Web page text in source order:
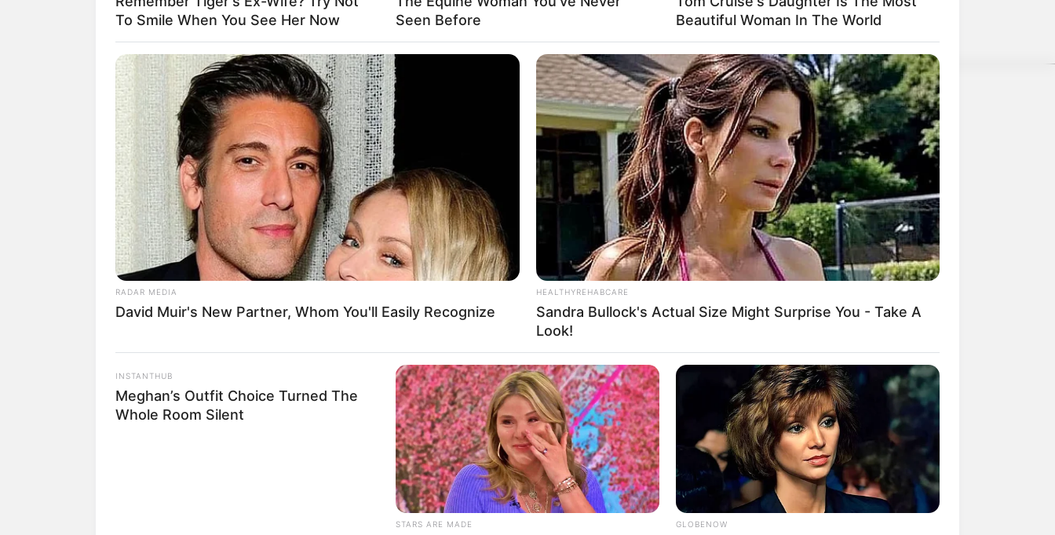
Wäre es nicht besser, wenn sich die Präsidenten und Generäle mit Knüppeln gegenseitig erschlagen würden, statt mit ihren
Herdenarmeen so viele andere Menschen zu ermorden?
weitere Kalauer
Quermania folgen: Impressum & Kontakt
Auf Quermania werben
Auf einigen Seiten dieses Projektes sind Affiliate-Angebote integriert. Wenn etwas darüber gebucht oder gekauft wird, ist das
eine Unterstützung, ohne dass sich dadurch der Preis ändert.
To Smile When You See Her Now
Seen Before
Beautiful Woman In The World
RADAR MEDIA
David Muir's New Partner, Whom You'll Easily Recognize
HEALTHYREHABCARE
Sandra Bullock's Actual Size Might Surprise You - Take A
Look!
INSTANTHUB
Meghan’s Outfit Choice Turned The
Whole Room Silent
STARS ARE MADE GLOBENOW
RADAR MEDIA
Once Voted Most Beautiful Twins,
Here's What They Look Like Now
Menschen mit dieser Blutgruppe
bekommen fast nie Krebs!
GLOBENOW
Neue Enthüllungen: So geht es
Schumacher wirklich